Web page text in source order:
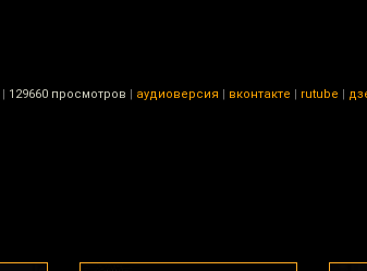
| 129660 просмотров | аудиоверсия | вконтакте | rutube |